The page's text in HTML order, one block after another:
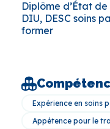
Expérience en soins
Appétence pour le
Diplôme d’État
DIU, DESC soins
former